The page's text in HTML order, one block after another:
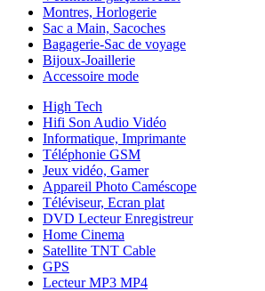
Montres, Horlogerie
Sac a Main, Sacoches
Bagagerie-Sac de voyage
Bijoux-Joaillerie
Accessoire mode
High Tech
Hifi Son Audio Vidéo
Informatique, Imprimante
Téléphonie GSM
Jeux vidéo, Gamer
Appareil Photo Caméscope
Téléviseur, Ecran plat
DVD Lecteur Enregistreur
Home Cinema
Satellite TNT Cable
GPS
Lecteur MP3 MP4